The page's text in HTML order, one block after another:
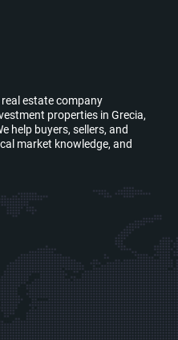
estate company
properties in Grecia,
help buyers, sellers, and
market knowledge, and